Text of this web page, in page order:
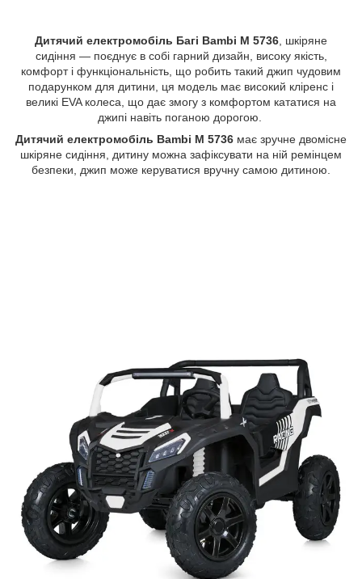
Дитячий електромобіль Багі Bambi M 5736, шкіряне
сидіння — поєднує в собі гарний дизайн, високу якість,
комфорт і функціональність, що робить такий джип чудовим
подарунком для дитини, ця модель має високий кліренс і
великі EVA колеса, що дає змогу з комфортом кататися на
джипі навіть поганою дорогою.
Дитячий електромобіль Bambi M 5736 має зручне двомісне
шкіряне сидіння, дитину можна зафіксувати на ній ремінцем
безпеки, джип може керуватися вручну самою дитиною.